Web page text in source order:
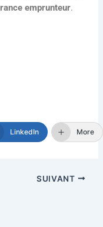
emprunteur.
LinkedIn More
SUIVANT